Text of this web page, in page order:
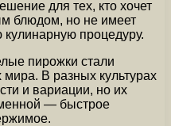
для тех, кто хочет
блюдом, но не имеет
процедуру.
пирожки стали
В разных культурах
и вариации, но их
— быстрое